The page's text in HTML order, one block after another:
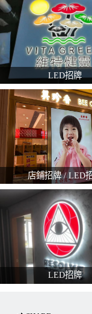
LED招牌
店鋪招牌 / LED
LED招牌